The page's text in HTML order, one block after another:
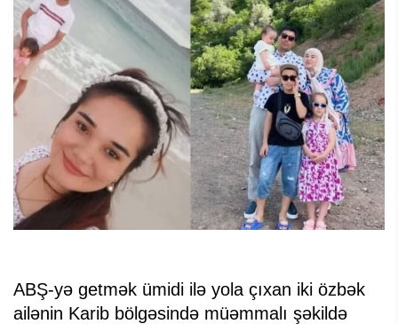
ABŞ-yə getmək ümidi ilə yola çıxan iki özbək
ailənin Karib bölgəsində müəmmalı şəkildə